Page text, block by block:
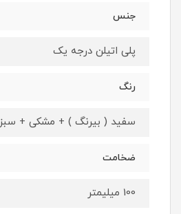
جنس
پلی اتیلن درجه یک
رنگ
سفید ( بیرنگ ) + مشکی + سبز
ضخامت
100 میلیمتر